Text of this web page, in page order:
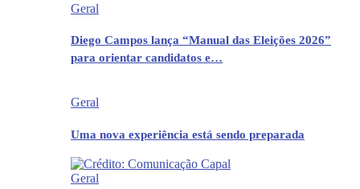
Geral
Diego Campos lança “Manual das Eleições 2026”
para orientar candidatos e…
Geral
Uma nova experiência está sendo preparada
Geral